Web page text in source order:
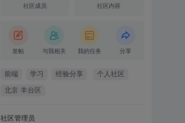
社区成员 社区内容
发帖 与我相关 我的任务 分享
前端 学习 经验分享 个人社区
北京·丰台区
社区管理员